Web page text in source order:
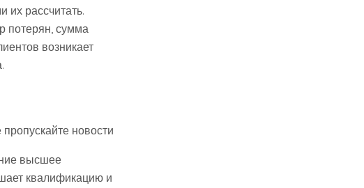
их рассчитать.
потерян, сумма
возникает
новости
высшее
квалификацию и